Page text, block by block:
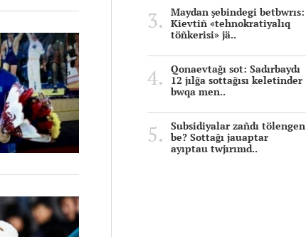
Maydan şebindegi betbwrıs:
Kievtiñ «tehnokratiyalıq
töñkerisi» jä..
Qonaevtağı sot: Sadırbaydı
12 jılğa sottağısı keletinder
bwqa men..
Subsidiyalar zañdı tölengen
be? Sottağı jauaptar
ayıptau twjırımd..